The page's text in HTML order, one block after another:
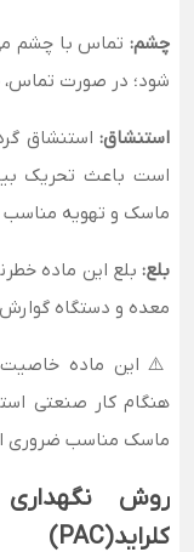
چشم: تماس با چشم
شود؛ در صورت تماس،
استنشاق: استنشاق
است باعث تحریک
ماسک و تهویه
بلع: بلع این ماده
معده و دستگاه
⚠️ این ماده خاصیت
هنگام کار صنعتی
ماسک مناسب ضروری
روش نگهداری
کلراید (PAC)